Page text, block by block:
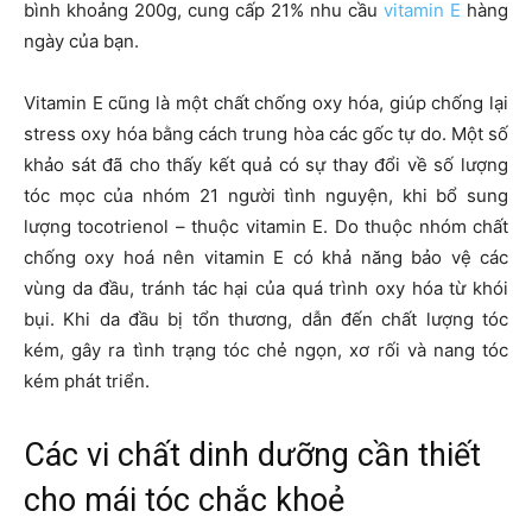
bình khoảng 200g, cung cấp 21% nhu cầu vitamin E hàng
ngày của bạn.
Vitamin E cũng là một chất chống oxy hóa, giúp chống lại
stress oxy hóa bằng cách trung hòa các gốc tự do. Một số
khảo sát đã cho thấy kết quả có sự thay đổi về số lượng
tóc mọc của nhóm 21 người tình nguyện, khi bổ sung
lượng tocotrienol – thuộc vitamin E. Do thuộc nhóm chất
chống oxy hoá nên vitamin E có khả năng bảo vệ các
vùng da đầu, tránh tác hại của quá trình oxy hóa từ khói
bụi. Khi da đầu bị tổn thương, dẫn đến chất lượng tóc
kém, gây ra tình trạng tóc chẻ ngọn, xơ rối và nang tóc
kém phát triển.
Các vi chất dinh dưỡng cần thiết
cho mái tóc chắc khoẻ